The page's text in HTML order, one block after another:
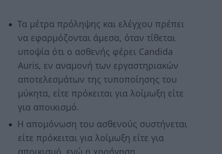
Τα μέτρα πρόληψης και ελέγχου πρέπει
να εφαρμόζονται άμεσα, όταν τίθεται
υποψία ότι ο ασθενής φέρει Candida
Auris, εν αναμονή των εργαστηριακών
αποτελεσμάτων της τυποποίησης του
μύκητα, είτε πρόκειται για λοίμωξη είτε
για αποικισμό.
Η απομόνωση του ασθενούς συστήνεται
είτε πρόκειται για λοίμωξη είτε για